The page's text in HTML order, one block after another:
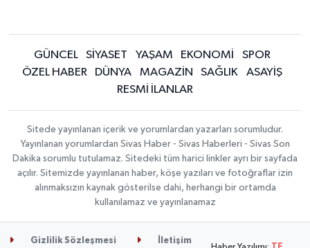
GÜNCEL SİYASET YAŞAM EKONOMİ
SPOR
ÖZEL HABER
DÜNYA MAGAZİN SAĞLIK
ASAYİŞ
RESMİ İLANLAR
Sitede yayınlanan içerik ve yorumlardan yazarları sorumludur.
Yayınlanan yorumlardan Sivas Haber - Sivas Haberleri - Sivas Son
Dakika sorumlu tutulamaz. Sitedeki tüm harici linkler ayrı bir sayfada
açılır. Sitemizde yayınlanan haber, köşe yazıları ve fotoğraflar izin
alınmaksızın kaynak gösterilse dahi, herhangi bir ortamda
kullanılamaz ve yayınlanamaz
Gizlilik Sözleşmesi İletişim